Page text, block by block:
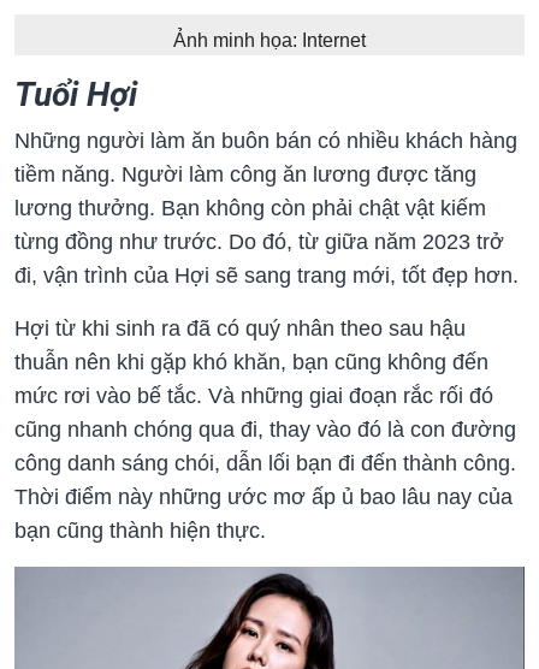
Ảnh minh họa: Internet
Tuổi Hợi
Những người làm ăn buôn bán có nhiều khách hàng
tiềm năng. Người làm công ăn lương được tăng
lương thưởng. Bạn không còn phải chật vật kiếm
từng đồng như trước. Do đó, từ giữa năm 2023 trở
đi, vận trình của Hợi sẽ sang trang mới, tốt đẹp hơn.
Hợi từ khi sinh ra đã có quý nhân theo sau hậu
thuẫn nên khi gặp khó khăn, bạn cũng không đến
mức rơi vào bế tắc. Và những giai đoạn rắc rối đó
cũng nhanh chóng qua đi, thay vào đó là con đường
công danh sáng chói, dẫn lối bạn đi đến thành công.
Thời điểm này những ước mơ ấp ủ bao lâu nay của
bạn cũng thành hiện thực.